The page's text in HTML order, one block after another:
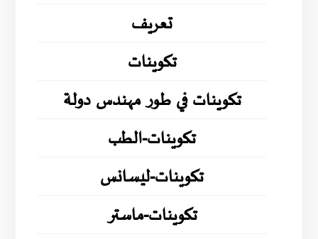
تعريف
تكوينات
تكوينات في طور مهندس دولة
تكوينات-الطب
تكوينات-ليسانس
تكوينات-ماستر